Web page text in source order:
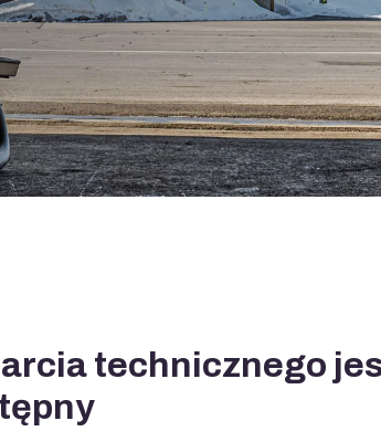
technicznego